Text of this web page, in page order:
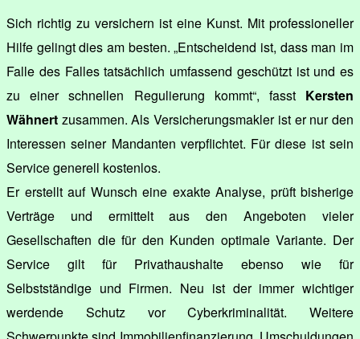
Sich richtig zu versichern ist eine Kunst. Mit professioneller
Hilfe gelingt dies am besten. „Entscheidend ist, dass man im
Falle des Falles tatsächlich umfassend geschützt ist und es
zu einer schnellen Regulierung kommt“, fasst Kersten
Wähnert zusammen. Als Versicherungsmakler ist er nur den
Interessen seiner Mandanten verpflichtet. Für diese ist sein
Service generell kostenlos.
Er erstellt auf Wunsch eine exakte Analyse, prüft bisherige
Verträge und ermittelt aus den Angeboten vieler
Gesellschaften die für den Kunden optimale Variante. Der
Service gilt für Privathaushalte ebenso wie für
Selbstständige und Firmen. Neu ist der immer wichtiger
werdende Schutz vor Cyberkriminalität. Weitere